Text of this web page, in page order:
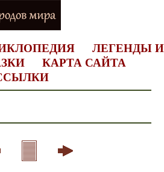
ЛЕГЕНДЫ И
КАРТА САЙТА